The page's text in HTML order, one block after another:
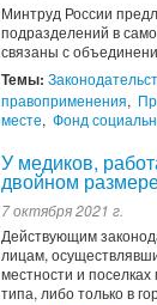
Минтруд России
подразделений в
связаны с
Темы:
правоприменения,
месте, Фонд
У медиков,
двойном
7 октября 2021 г.
Действующим
лицам,
местности и поселках
типа, либо только в